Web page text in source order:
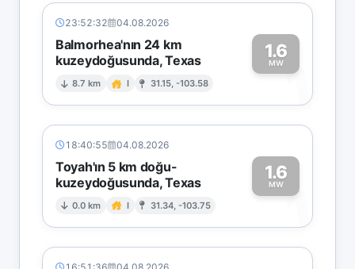
23:52:32 04.08.2026
Balmorhea'nın 24 km
kuzeydoğusunda, Texas
8.7 km I 31.15, -103.58
1.6
MW1
18:40:55 04.08.2026
Toyah'ın 5 km doğu-
kuzeydoğusunda, Texas
0.0 km I 31.34, -103.75
1.6
MW1